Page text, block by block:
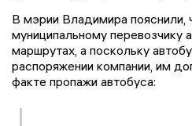
В мэрии Владимира пояснили,
муниципальному перевозчику
маршрутах, а поскольку
распоряжении компании, им
факте пропажи автобуса: